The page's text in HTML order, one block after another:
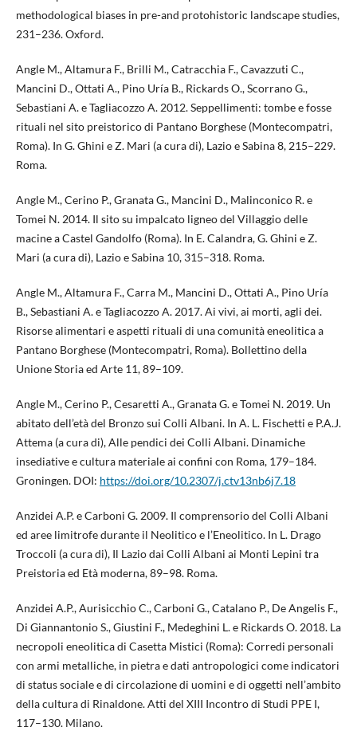
methodological biases in pre-and protohistoric landscape studies,
231–236. Oxford.
Angle M., Altamura F., Brilli M., Catracchia F., Cavazzuti C.,
Mancini D., Ottati A., Pino Uría B., Rickards O., Scorrano G.,
Sebastiani A. e Tagliacozzo A. 2012. Seppellimenti: tombe e fosse
rituali nel sito preistorico di Pantano Borghese (Montecompatri,
Roma). In G. Ghini e Z. Mari (a cura di), Lazio e Sabina 8, 215–229.
Roma.
Angle M., Cerino P., Granata G., Mancini D., Malinconico R. e
Tomei N. 2014. Il sito su impalcato ligneo del Villaggio delle
macine a Castel Gandolfo (Roma). In E. Calandra, G. Ghini e Z.
Mari (a cura di), Lazio e Sabina 10, 315–318. Roma.
Angle M., Altamura F., Carra M., Mancini D., Ottati A., Pino Uría
B., Sebastiani A. e Tagliacozzo A. 2017. Ai vivi, ai morti, agli dei.
Risorse alimentari e aspetti rituali di una comunità eneolitica a
Pantano Borghese (Montecompatri, Roma). Bollettino della
Unione Storia ed Arte 11, 89–109.
Angle M., Cerino P., Cesaretti A., Granata G. e Tomei N. 2019. Un
abitato dell’età del Bronzo sui Colli Albani. In A. L. Fischetti e P.A.J.
Attema (a cura di), Alle pendici dei Colli Albani. Dinamiche
insediative e cultura materiale ai confini con Roma, 179–184.
Groningen. DOI: https://doi.org/10.2307/j.ctv13nb6j7.18
Anzidei A.P. e Carboni G. 2009. Il comprensorio del Colli Albani
ed aree limitrofe durante il Neolitico e l’Eneolitico. In L. Drago
Troccoli (a cura di), Il Lazio dai Colli Albani ai Monti Lepini tra
Preistoria ed Età moderna, 89–98. Roma.
Anzidei A.P., Aurisicchio C., Carboni G., Catalano P., De Angelis F.,
Di Giannantonio S., Giustini F., Medeghini L. e Rickards O. 2018. La
necropoli eneolitica di Casetta Mistici (Roma): Corredi personali
con armi metalliche, in pietra e dati antropologici come indicatori
di status sociale e di circolazione di uomini e di oggetti nell’ambito
della cultura di Rinaldone. Atti del XIII Incontro di Studi PPE I,
117–130. Milano.